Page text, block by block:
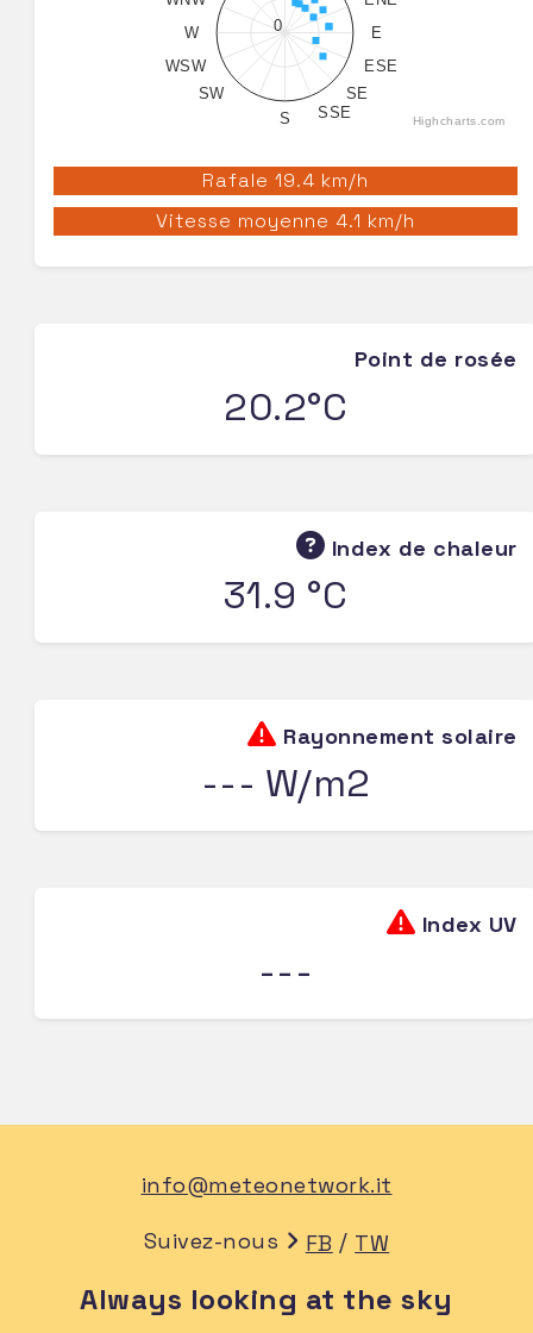
E
ESE
SE
SSE
S
SW
WSW
W 0
Highcharts.com
Rafale 19.4 km/h
Vitesse moyenne 4.1 km/h
Point de rosée
20.2°C
Index de chaleur
31.9 °C
Rayonnement solaire
--- W/m2
Index UV
---
info@meteonetwork.it
Suivez-nous FB / TW
Always looking at the sky